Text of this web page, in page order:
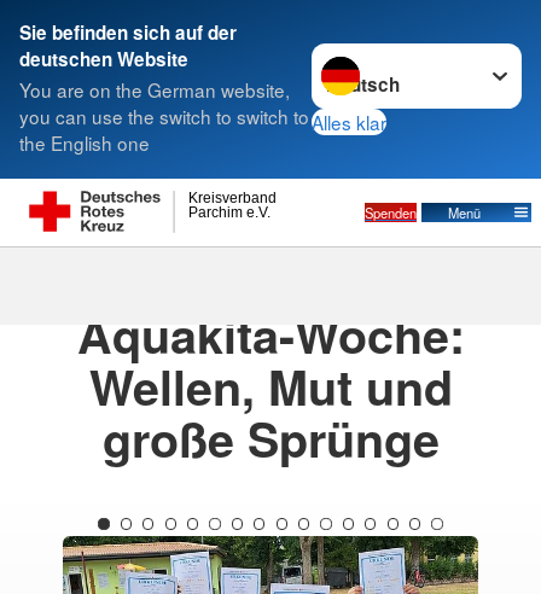
Sie befinden sich auf der
deutschen Website
You are on the German website,
you can use the switch to switch to
the English one
Sprache wechseln zu
Alles klar
Parchim e.V.
Kreisverband
Spenden Menü
Suche
Aquakita-Woche:
Wellen, Mut und
große Sprünge